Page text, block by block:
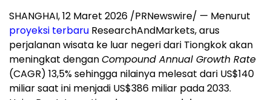
SHANGHAI, 12 Maret 2026 /PRNewswire/ — Menurut
proyeksi terbaru ResearchAndMarkets, arus
perjalanan wisata ke luar negeri dari Tiongkok akan
meningkat denganCompound Annual Growth Rate
(CAGR) 13,5% sehingga nilainya melesat dari US$140
miliar saat ini menjadi US$386 miliar pada 2033.